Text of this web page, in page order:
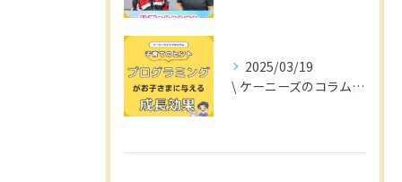
2025/03/19
\ ケーニーズのコラム📚/